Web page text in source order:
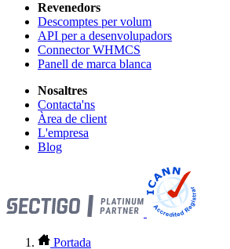
Revenedors
Descomptes per volum
API per a desenvolupadors
Connector WHMCS
Panell de marca blanca
Nosaltres
Contacta'ns
Àrea de client
L'empresa
Blog
Portada